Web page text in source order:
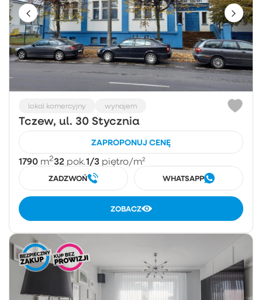
lokal komercyjny wynajem
Tczew, ul. 30 Stycznia
ZAPROPONUJ CENĘ
1790 m232 pok.1/3 piętro/m²
ZADZWOŃ WHATSAPP
ZOBACZ